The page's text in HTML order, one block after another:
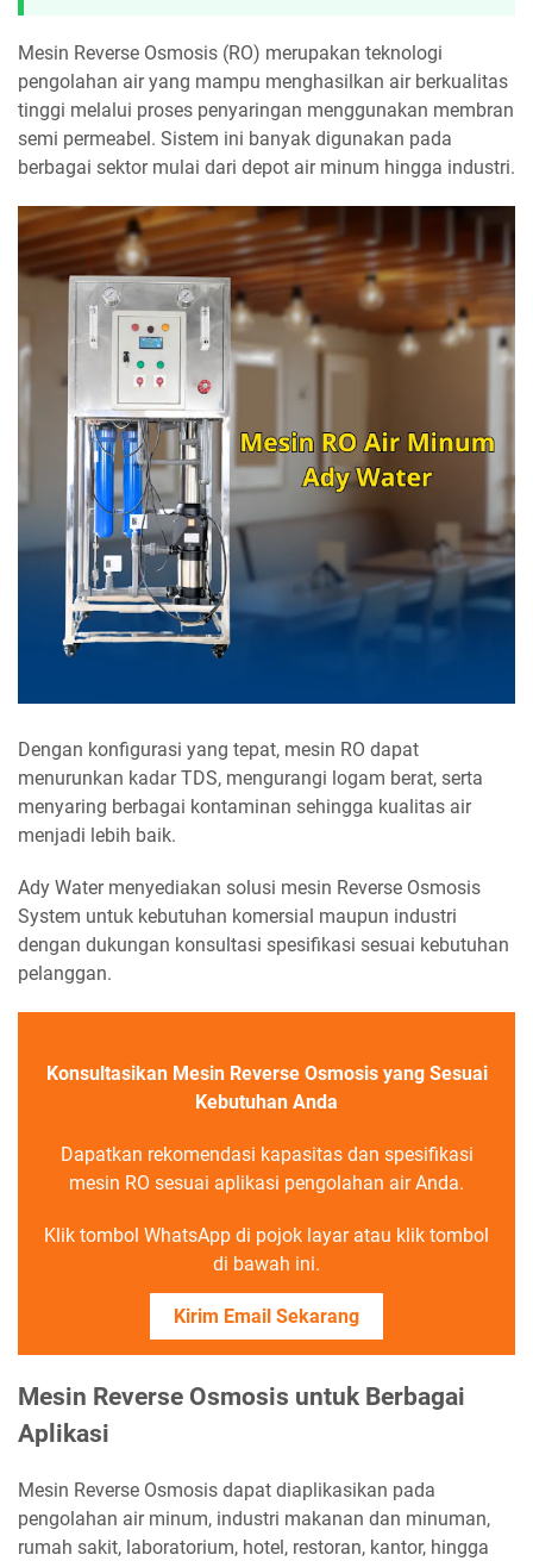
Mesin Reverse Osmosis (RO) merupakan teknologi
pengolahan air yang mampu menghasilkan air berkualitas
tinggi melalui proses penyaringan menggunakan membran
semi permeabel. Sistem ini banyak digunakan pada
berbagai sektor mulai dari depot air minum hingga industri.
Dengan konfigurasi yang tepat, mesin RO dapat
menurunkan kadar TDS, mengurangi logam berat, serta
menyaring berbagai kontaminan sehingga kualitas air
menjadi lebih baik.
Ady Water menyediakan solusi mesin Reverse Osmosis
System untuk kebutuhan komersial maupun industri
dengan dukungan konsultasi spesifikasi sesuai kebutuhan
pelanggan.
Konsultasikan Mesin Reverse Osmosis yang Sesuai
Kebutuhan Anda
Dapatkan rekomendasi kapasitas dan spesifikasi
mesin RO sesuai aplikasi pengolahan air Anda.
Klik tombol WhatsApp di pojok layar atau klik tombol
di bawah ini.
Kirim Email Sekarang
Mesin Reverse Osmosis untuk Berbagai
Aplikasi
Mesin Reverse Osmosis dapat diaplikasikan pada
pengolahan air minum, industri makanan dan minuman,
rumah sakit, laboratorium, hotel, restoran, kantor, hingga